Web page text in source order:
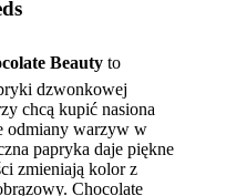
Beauty to
dzwonkowej
chcą kupić nasiona
odmiany warzyw w
papryka daje piękne
zmieniają kolor z
Chocolate